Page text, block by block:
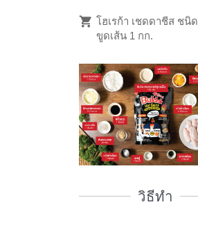
โฮเรก้า เชดดาชีส ชนิด
ขูดเส้น 1 กก.
วิธีทำ